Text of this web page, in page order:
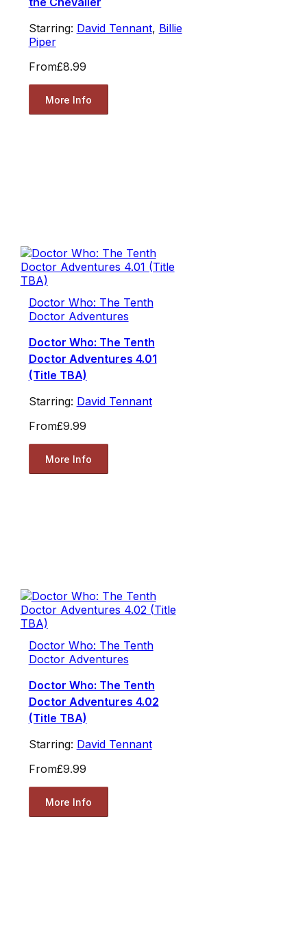
Starring: David Tennant, Billie
Piper
From£8.99
More Info
Doctor Who: The Tenth
Doctor Adventures
Doctor Who: The Tenth
Doctor Adventures 4.01
(Title TBA)
Starring: David Tennant
From£9.99
More Info
Doctor Who: The Tenth
Doctor Adventures
Doctor Who: The Tenth
Doctor Adventures 4.02
(Title TBA)
Starring: David Tennant
From£9.99
More Info